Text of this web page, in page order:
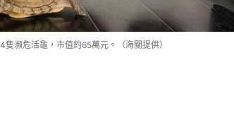
瀕危活龜，市值約65萬元。（海關提供）